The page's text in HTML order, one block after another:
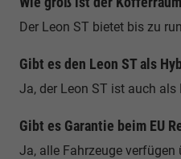
Der Leon ST bietet bis zu
Gibt es den Leon ST als
Ja, der Leon ST ist auch
Gibt es Garantie beim EU
Ja, alle Fahrzeuge verfügen